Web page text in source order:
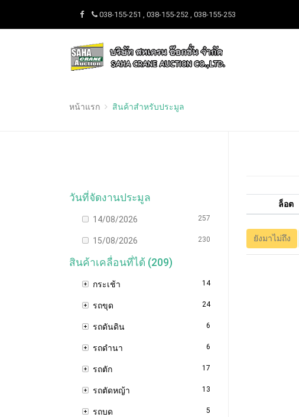
038-155-251 , 038-155-252 , 038-155-253
หน้าแรก สินค้าสำหรับประมูล
วันที่จัดงานประมูล
14/08/2026 257
15/08/2026 230
สินค้าเคลื่อนที่ได้ (209)
กระเช้า 14
รถขุด 24
รถดันดิน 6
รถดำนา 6
รถตัก 17
รถตัดหญ้า 13
รถบด 5
ล็อต
ยังมาไม่ถึง